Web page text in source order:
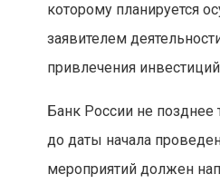
которому планируется
заявителем
привлечения
Банк России не позднее
до даты начала
мероприятий должен